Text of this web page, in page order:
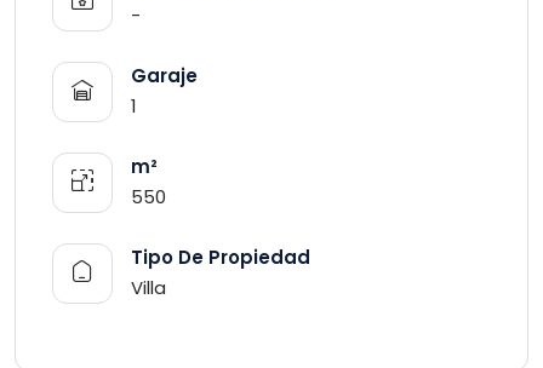
-
Garaje
1
m²
550
Tipo De Propiedad
Villa